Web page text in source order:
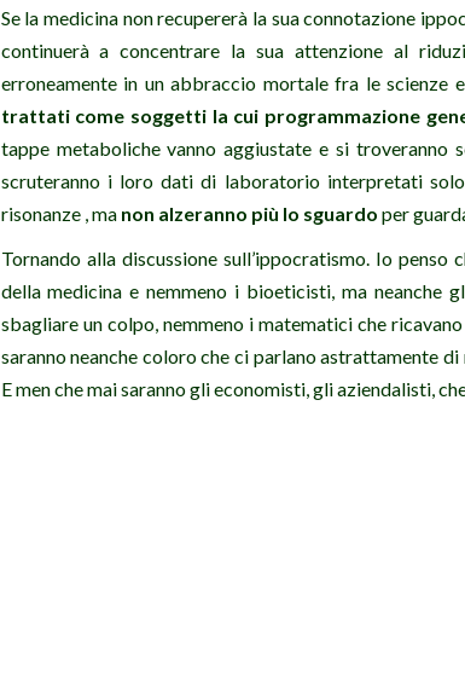
Se la medicina non recupererà la sua connotazione
continuerà a concentrare la sua attenzione al
erroneamente in un abbraccio mortale fra le scienze
trattati come soggetti la cui programmazione
tappe metaboliche vanno aggiustate e si
scruteranno i loro dati di laboratorio interpretati
risonanze , ma non alzeranno più lo sguardo per
Tornando alla discussione sull’ippocratismo. Io
della medicina e nemmeno i bioeticisti, ma neanche
sbagliare un colpo, nemmeno i matematici che
saranno neanche coloro che ci parlano astrattamente
E men che mai saranno gli economisti, gli aziendalisti,